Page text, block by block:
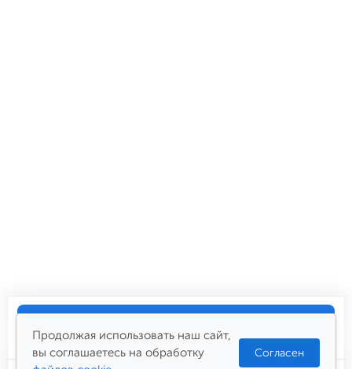
158 900₽
Продолжая использовать наш сайт,
вы соглашаетесь на обработку
Согласен